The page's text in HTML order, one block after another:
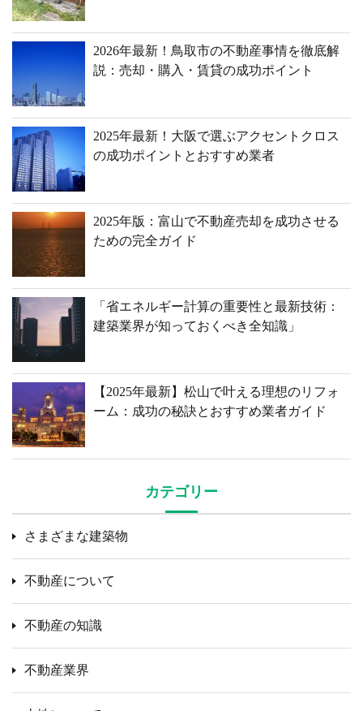
2026年最新！鳥取市の不動産事情を徹底解
説：売却・購入・賃貸の成功ポイント
2025年最新！大阪で選ぶアクセントクロス
の成功ポイントとおすすめ業者
2025年版：富山で不動産売却を成功させる
ための完全ガイド
「省エネルギー計算の重要性と最新技術：
建築業界が知っておくべき全知識」
【2025年最新】松山で叶える理想のリフォ
ーム：成功の秘訣とおすすめ業者ガイド
カテゴリー
さまざまな建築物
不動産について
不動産の知識
不動産業界